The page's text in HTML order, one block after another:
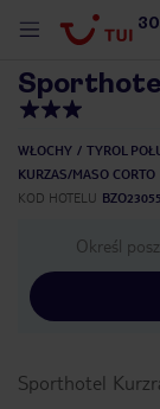
30
WŁOCHY TYROL
KURZAS/MASO CORTO
KOD HOTELU BZO23055
Określ
Sporthotel